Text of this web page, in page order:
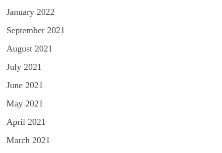
January 2022
September 2021
August 2021
July 2021
June 2021
May 2021
April 2021
March 2021